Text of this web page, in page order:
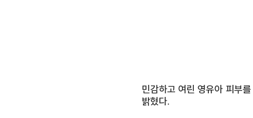
민감하고 여린 영유아 피부
밝혔다.